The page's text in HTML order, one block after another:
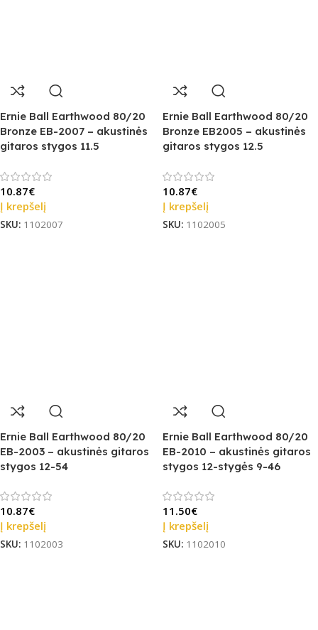
Ernie Ball Earthwood 80/20
Bronze EB-2007 – akustinės
gitaros stygos 11.5
10.87€
Į krepšelį
SKU: 1102007
Ernie Ball Earthwood 80/20
Bronze EB2005 – akustinės
gitaros stygos 12.5
10.87€
Į krepšelį
SKU: 1102005
Ernie Ball Earthwood 80/20
EB-2003 – akustinės gitaros
stygos 12-54
10.87€
Į krepšelį
SKU: 1102003
Ernie Ball Earthwood 80/20
EB-2010 – akustinės gitaros
stygos 12-stygės 9-46
11.50€
Į krepšelį
SKU: 1102010